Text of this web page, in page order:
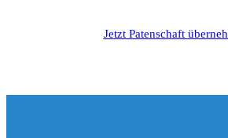
Jetzt Patenschaft